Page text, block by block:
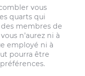
vous
quarts qui
membres de
n’aurez ni à
employé ni à
pourra être